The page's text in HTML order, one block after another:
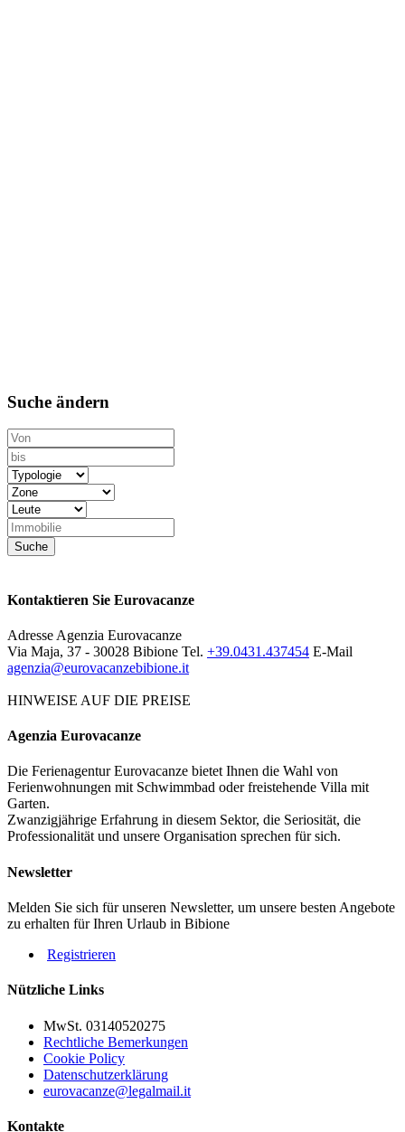
Suche ändern
Kontaktieren Sie Eurovacanze
Adresse Agenzia Eurovacanze
Via Maja, 37 - 30028 Bibione Tel. +39.0431.437454 E-Mail
agenzia@eurovacanzebibione.it
HINWEISE AUF DIE PREISE
In den Preisen sind Wasser, Strom, Gas und Agenturgebüren
schon inbegriffen.
OBLIGATORISCHE ZUSATZKOSTEN:Kaution € 100 (die
wird bei Abreise, nach Wohnungskontrolle, wieder zurückerstattet);
NICHT OBLIGATORISCHE ZUSATZKOSTEN AUF
Endreinigung: € 50
Bettwäsche: € 8,00 pro Person; Handtücher: € 5,00 pro Person
Strandservice: 1 Sonnenschirm, 1 Liegestuhl und 1 Sonnenliege je
Agenzia Eurovacanze
Die Ferienagentur Eurovacanze bietet Ihnen die Wahl von
Ferienwohnungen mit Schwimmbad oder freistehende Villa mit
Garten.
Zwanzigjährige Erfahrung in diesem Sektor, die Seriosität, die
Professionalität und unsere Organisation sprechen für sich.
Newsletter
Melden Sie sich für unseren Newsletter, um unsere besten Angebote
zu erhalten für Ihren Urlaub in Bibione
Registrieren
Nützliche Links
MwSt. 03140520275
Rechtliche Bemerkungen
Cookie Policy
Datenschutzerklärung
eurovacanze@legalmail.it
Kontakte